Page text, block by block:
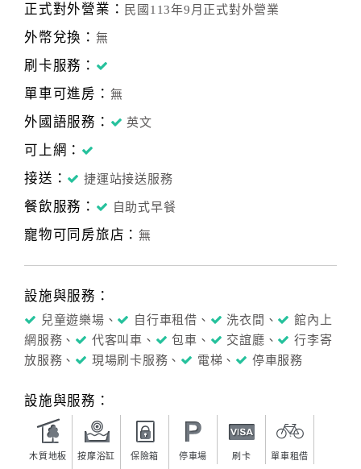
正式對外營業： 民國113年9月正式對外營業
外幣兌換： 無
刷卡服務：
單車可進房： 無
外國語服務： 英文
可上網：
接送：
捷運站接送服務
餐飲服務： 自助式早餐
寵物可同房旅店： 無
設施與服務：
兒童遊樂場、 自行車租借、 洗衣間、
館內上
網服務、
代客叫車、 包車、 交誼廳、
行李寄
放服務、
現場刷卡服務、 電梯、 停車服務
設施與服務：
木質地板 按摩浴缸 保險箱 停車場 刷卡 單車租借